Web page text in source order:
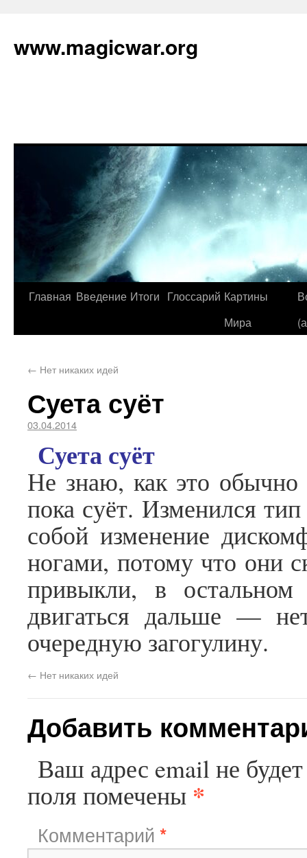
www.magicwar.org
Главная Введение Итоги Глоссарий Картины
Мира
← Нет никаких идей
Суета суёт
03.04.2014
Суета суёт
Не знаю, как это обычно
пока суёт. Изменился
собой изменение
ногами, потому что они
привыкли, в
двигаться дальше —
очередную загогулину.
← Нет никаких идей
Добавить
Ваш адрес email не
поля помечены *
Комментарий *